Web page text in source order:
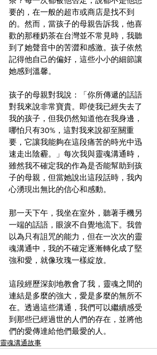
要的，在一般的超市或商店是找不到
的。然而，當孩子的母親告訴我，他喜
歡的那種奶茶在台灣並不常見時，我聽
到了她聲音中的苦澀和感激。孩子依然
記得他自己的偏好，這些小小的細節讓
她感到溫馨。
孩子的母親對我說：「你所傳遞的話語
對我來說非常寶貴。即使我已經失去了
我的孩子，但我仍然知道他在我身邊，
哪怕只有30%，這對我來說卻至關重
要，它讓我能夠在這段痛苦的時光中迅
速走出陰霾。」每次我與靈魂溝通時，
雖然我不確定我的作為是否能幫助到孩
子的母親，但當她說出這段話時，我內
心湧現出無比的信心和感動。
那一天下午，我坐在室外，聽著手機另
一端的話語，眼淚不自覺地流下。我曾
以為只有詛咒的能力，但在一次次的靈
魂溝通中，我的不確定逐漸轉化成了堅
強和愛，就像玫瑰一樣綻放。
這段經歷深刻地教會了我，靈魂之間的
連結是多麼的強大，愛是多麼的無所不
在。透過這些溝通，我們可以繼續感受
到那些已經過世的人們的存在，並將他
們的愛傳達給他們最愛的人。
靈魂溝通故事